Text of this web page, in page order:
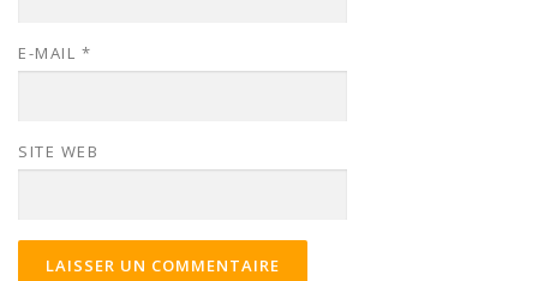
E-MAIL *
SITE WEB